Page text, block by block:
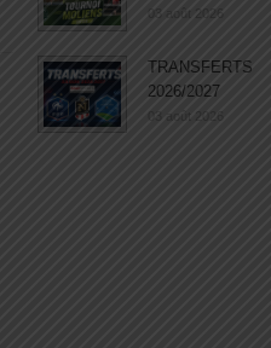
03 août 2026
TRANSFERTS
2026/2027
03 août 2026